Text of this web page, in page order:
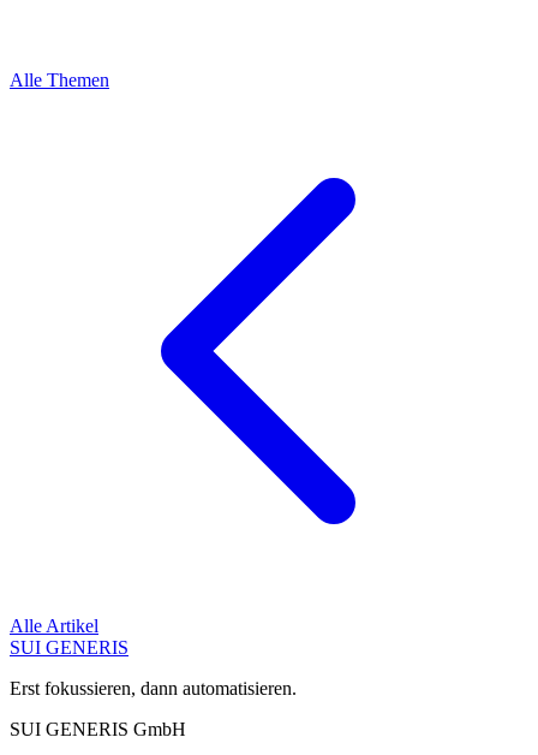
Alle Themen
Alle Artikel
SUI GENERIS
Erst fokussieren, dann automatisieren.
SUI GENERIS GmbH